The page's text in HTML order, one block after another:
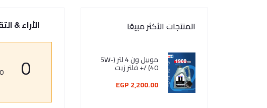
المنتجات الأكثر مبيعًا
موبيل ون 4 لتر (5W-
40) /+ فلتر زيت
2,200.00 EGP
الأراء &
0